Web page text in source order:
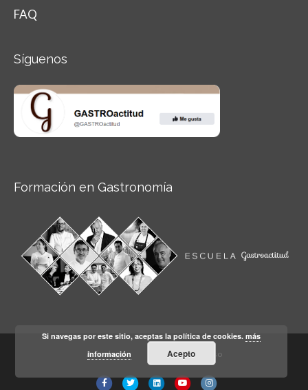
FAQ
Síguenos
Formación en Gastronomía
Aviso legal Condiciones de Uso
FacebookTwitterLinkedinYoutubeInstagram
Si navegas por este sitio, aceptas la política de cookies.más
información
Acepto